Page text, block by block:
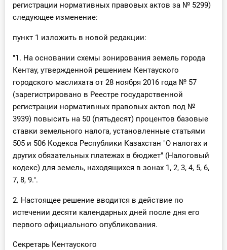
Кадры. Труд. Зарплата.
Учет по отраслям
Юридический помощник
Интернет-магазин
О Системе
Обучение
Тарифы
бухгалтера
регистрации нормативных правовых актов за № 5299)
следующее изменение:
пункт 1 изложить в новой редакции:
"1. На основании схемы зонирования земель города
Кентау, утвержденной решением Кентауского
городского маслихата от 28 ноября 2016 года № 57
(зарегистрировано в Реестре государственной
регистрации нормативных правовых актов под №
3939) повысить на 50 (пятьдесят) процентов базовые
ставки земельного налога, установленные статьями
505 и 506 Кодекса Республики Казахстан "О налогах и
других обязательных платежах в бюджет" (Налоговый
кодекс) для земель, находящихся в зонах 1, 2, 3, 4, 5, 6,
7, 8, 9.".
2. Настоящее решение вводится в действие по
истечении десяти календарных дней после дня его
первого официального опубликования.
Секретарь Кентауского